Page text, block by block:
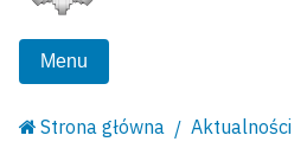
Menu
Strona główna Aktualności